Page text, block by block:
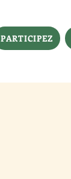
PARTICIPEZ